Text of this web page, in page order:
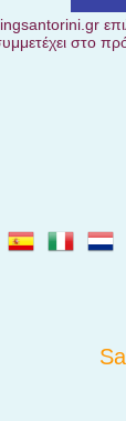
στο